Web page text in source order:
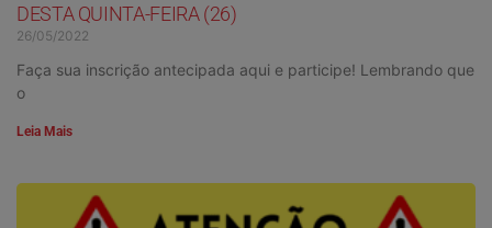
DESTA QUINTA-FEIRA (26)
26/05/2022
Faça sua inscrição antecipada aqui e participe! Lembrando que
o
Leia Mais